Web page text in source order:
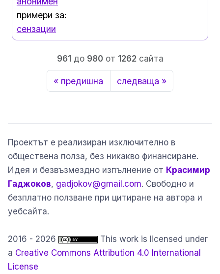
примери за:
сензации
961 до 980от 1262сайта
« предишна следваща »
Проектът е реализиран изключително в
обществена полза, без никакво финансиране.
Идея и безвъзмездно изпълнение от Красимир
Гаджоков, gadjokov@gmail.com. Свободно и
безплатно ползване при цитиране на автора и
уебсайта.
2016 - 2026
This work is licensed under
a Creative Commons Attribution 4.0 International
License